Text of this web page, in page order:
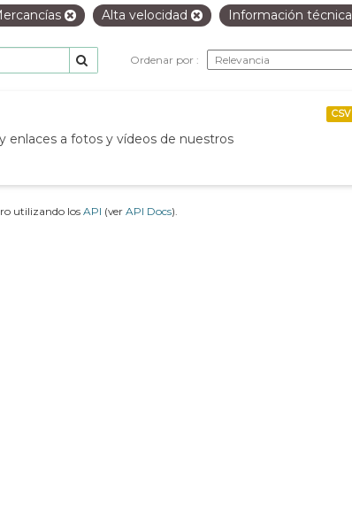
Alta velocidad Información técnica
Ordenar por
enlaces a fotos y vídeos de nuestros
CSV
utilizando los API (ver API Docs).